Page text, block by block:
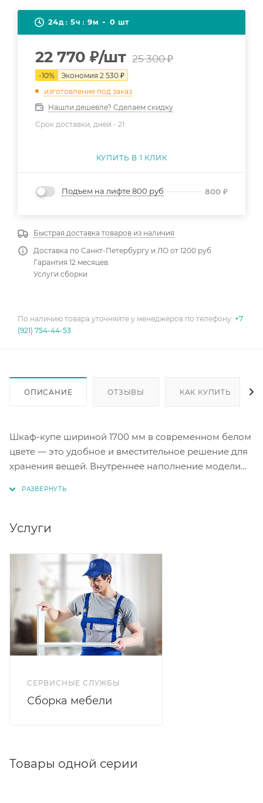
24д 5ч 9м 0 шт
22 770 ₽/шт 25 300₽
-10% Экономия 2 530 ₽
изготовление под заказ
Нашли дешевле? Сделаем скидку
Срок доставки, дней - 21
КУПИТЬ В 1 КЛИК
Подъем на лифте 800 руб 800 ₽
Быстрая доставка товаров из наличия
Доставка по Санкт-Петербургу и ЛО от 1200 руб
Гарантия 12 месяцев.
Услуги сборки
По наличию товара уточняйте у менеджеров по телефону: +7
(921) 754-44-53
ОПИСАНИЕ ОТЗЫВЫ КАК КУПИТЬ
Шкаф-купе шириной 1700 мм в современном белом
цвете — это удобное и вместительное решение для
хранения вещей. Внутреннее наполнение модели
Услуги
СЕРВИСНЫЕ СЛУЖБЫ
Сборка мебели
Товары одной серии